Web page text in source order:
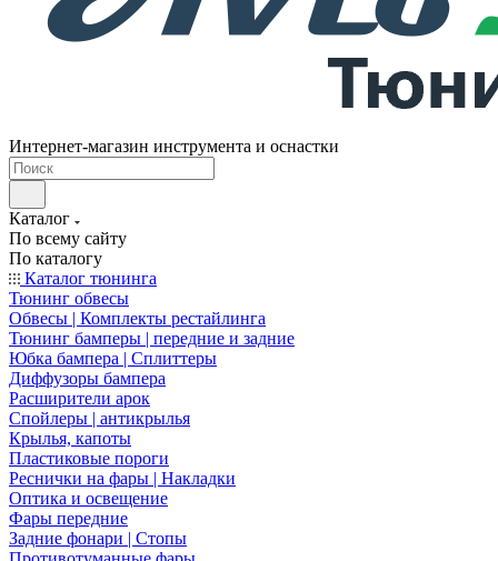
Интернет-магазин инструмента и оснастки
Каталог
По всему сайту
По каталогу
Каталог тюнинга
Тюнинг обвесы
Обвесы | Комплекты рестайлинга
Тюнинг бамперы | передние и задние
Юбка бампера | Сплиттеры
Диффузоры бампера
Расширители арок
Спойлеры | антикрылья
Крылья, капоты
Пластиковые пороги
Реснички на фары | Накладки
Оптика и освещение
Фары передние
Задние фонари | Стопы